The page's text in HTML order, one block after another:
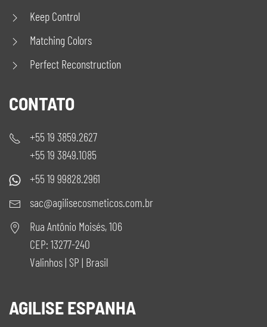
Keep Control
Matching Colors
Perfect Reconstruction
CONTATO
+55 19 3859.2627
+55 19 3849.1085
+55 19 99828.2961
sac@agilisecosmeticos.com.br
Rua Antônio Moisés, 106
CEP: 13277-240
Valinhos | SP | Brasil
AGILISE ESPANHA